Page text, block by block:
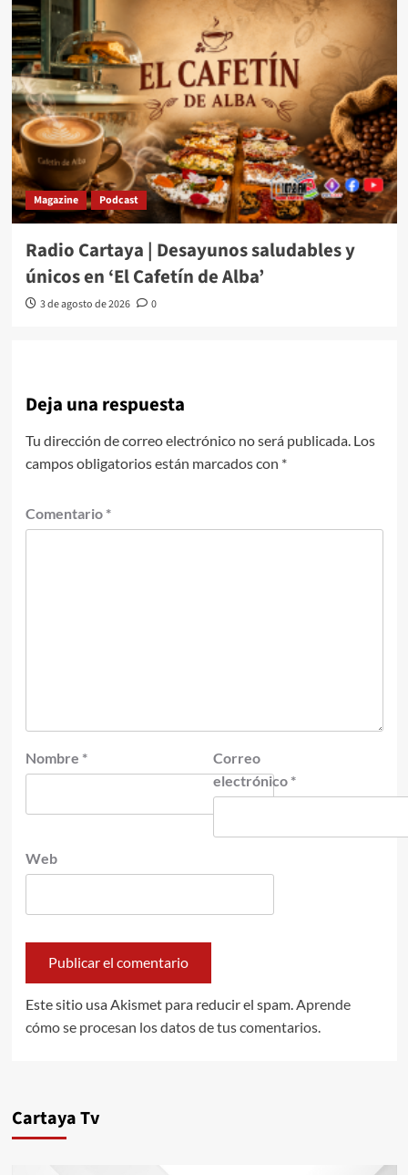
Magazine Podcast
Radio Cartaya | Desayunos saludables y
únicos en ‘El Cafetín de Alba’
3 de agosto de 2026 0
Deja una respuesta
Tu dirección de correo electrónico no será publicada. Los
campos obligatorios están marcados con *
Comentario *
Nombre *
Correo
electrónico *
Web
Este sitio usa Akismet para reducir el spam. Aprende
cómo se procesan los datos de tus comentarios.
Cartaya Tv